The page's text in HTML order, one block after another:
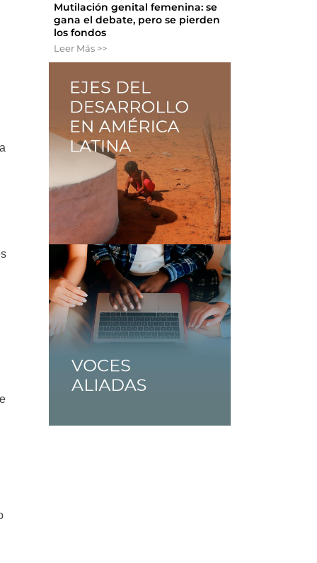
Mutilación genital femenina: se
gana el debate, pero se pierden
los fondos
Leer Más >>